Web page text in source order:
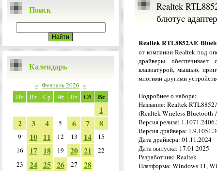
Поиск
Календарь
« Февраль 2026 »
Пн
Вт Ср Чт Пт Сб Вс
1
2
3 4 5 6 7 8
9 10 11 12 13 14
15
16
17 18 19 20 21
22
23
24 25 26 27 28
Realtek
блютуc
Realtek RTL8852AE
от компании Realtek под
драйверы
клавиатурой, мышью,
многими другими
Подробнее о наборе:
Название: Realtek
(Realtek Wireless Bluetooth
Версия релиза:
Версия драйвера:
Дата драйвера: 01.11.2024
Дата выпуска: 17.01.2025
Разработчик: Realtek
Платформа: Windows 11,